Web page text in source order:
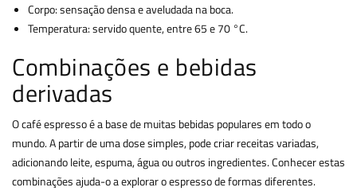
Corpo: sensação densa e aveludada na boca.
Temperatura: servido quente, entre 65 e 70 °C.
Combinações e bebidas
derivadas
O café espresso é a base de muitas bebidas populares em todo o
mundo. A partir de uma dose simples, pode criar receitas variadas,
adicionando leite, espuma, água ou outros ingredientes. Conhecer estas
combinações ajuda-o a explorar o espresso de formas diferentes.